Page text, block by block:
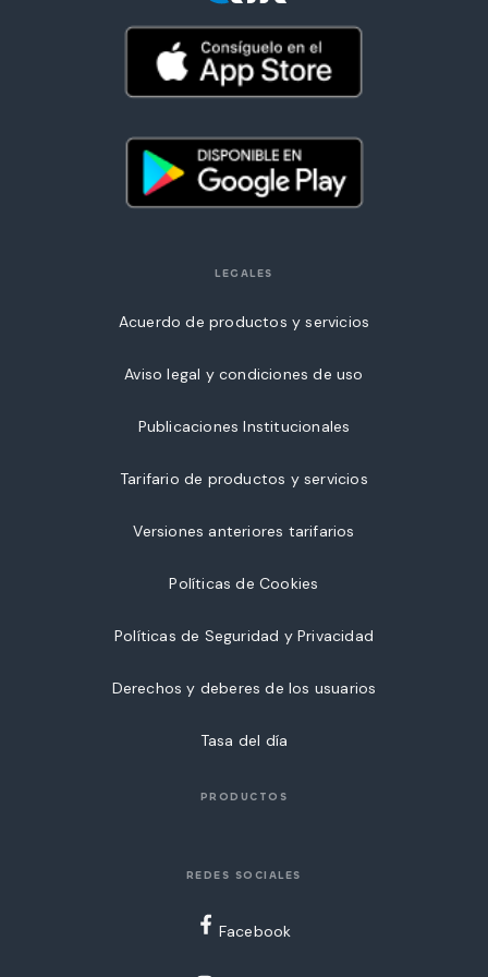
LEGALES
Acuerdo de productos y servicios
Aviso legal y condiciones de uso
Publicaciones Institucionales
Tarifario de productos y servicios
Versiones anteriores tarifarios
Políticas de Cookies
Políticas de Seguridad y Privacidad
Derechos y deberes de los usuarios
Tasa del día
PRODUCTOS
REDES SOCIALES
Facebook